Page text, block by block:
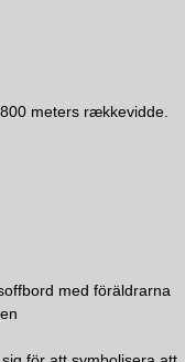
meters rækkevidde.